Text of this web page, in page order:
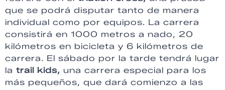
que se podrá disputar tanto de manera
individual como por equipos. La carrera
consistirá en 1000 metros a nado, 20
kilómetros en bicicleta y 6 kilómetros de
carrera. El sábado por la tarde tendrá lugar
la trail kids, una carrera especial para los
más pequeños, que dará comienzo a las